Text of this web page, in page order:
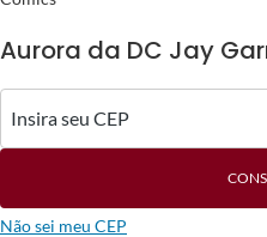
Aurora da DC Jay
Não sei meu CEP